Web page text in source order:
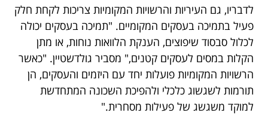
לדבריו, גם העיריות והרשויות המקומיות צריכות לקחת חלק
פעיל בתמיכה בעסקים המקומיים. "תמיכה בעסקים יכולה
לכלול סבסוד שיפוצים, הענקת הלוואות נוחות, או מתן
הקלות במסים לעסקים קטנים," מסביר גולדשטיין. "כאשר
הרשויות המקומיות פועלות יחד עם היזמים והעסקים, הן
תורמות לשגשוג כלכלי ולהפיכת השכונה המתחדשת
למוקד משגשג של פעילות מסחרית."